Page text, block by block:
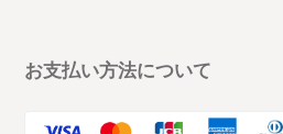
お支払い方法について